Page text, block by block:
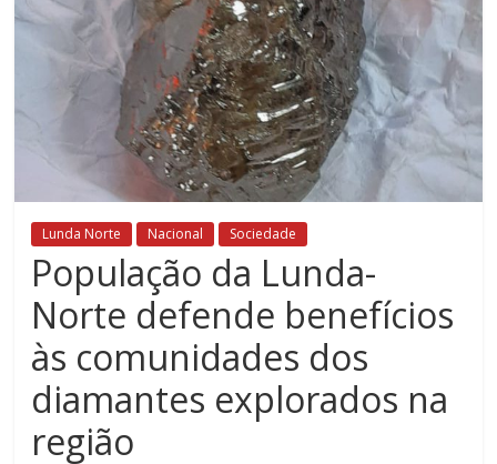
Lunda Norte Nacional Sociedade
População da Lunda-
Norte defende benefícios
às comunidades dos
diamantes explorados na
região